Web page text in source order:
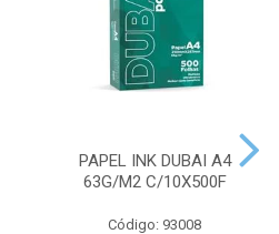
PAPEL INK DUBAI A4
63G/M2 C/10X500F
Código: 93008